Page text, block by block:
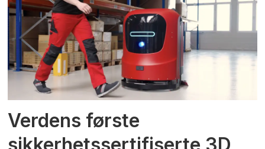
Verdens første